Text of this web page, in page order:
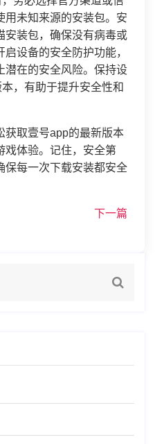
用未知来源的安装包。安
安装包，确保没有病毒或
设备的安全防护功能，
潜在的安全风险。保持设
，有助于提升安全性和
获取壹号app的最新版本
戏体验。记住，安全第
保每一次下载安装都安全
下一篇